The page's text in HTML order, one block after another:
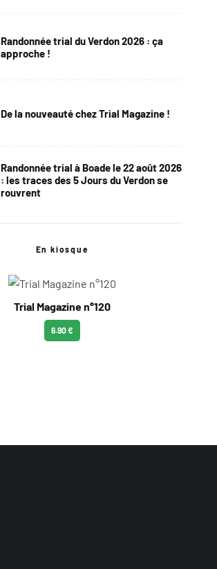
Randonnée trial du Verdon 2026 : ça
approche !
De la nouveauté chez Trial Magazine !
Randonnée trial à Boade le 22 août 2026
: les traces des 5 Jours du Verdon se
rouvrent
En kiosque
Trial Magazine n°120
6.90 €